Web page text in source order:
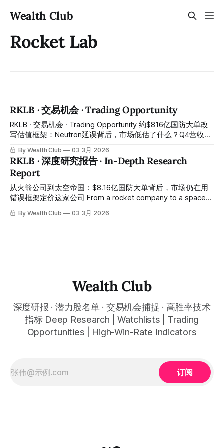
Wealth Club
Rocket Lab
RKLB · 交易机会 · Trading Opportunity
RKLB · 交易机会 · Trading Opportunity 约$816亿国防大单改
写估值框架：Neutron延误背后，市场低估了什么？Q4营收约
$1.80亿创纪录、全年营收约$6亿同比增长38%、21次发射
100%成功率、约$18亿积压订单同比增长73%、约$8亿SDA国
防大单改写估值框架——Neutron储箱测试失败首飞延至2026
年底引发市场错误惩罚、股价从历史高点大幅回落至约$67：
市场用一次正常的硬件测试挫折，折价出售了一张同时包含
Electron现金流基本盘、SDA国防大单、垂直整合平台溢价与
defense contract rewriting the valuation framework: what is
By Wealth Club 03 3月 2026
RKLB · 深度研究报告 · In-Depth Research
Report
从火箭公司到太空帝国：$8.16亿国防大单背后，市场仍在用
错误框架定价这家公司 From a rocket company to a space
empire: behind the $816 million defense megacontract, the
market is still valuing this company using the wrong
By Wealth Club 03 3月 2026
Wealth Club
深度研报 · 潜力股名单 · 交易机会捕捉 · 高胜率技术
指标 Deep Research | Watchlists | Trading
Opportunities | High-Win-Rate Indicators
订阅